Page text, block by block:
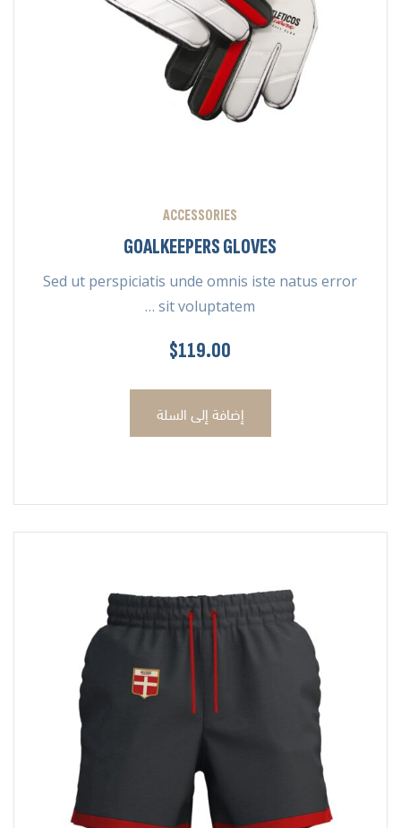
ACCESSORIES
GOALKEEPERS GLOVES
Sed ut perspiciatis unde omnis iste natus error
sit voluptatem …
$119.00
إضافة إلى السلة